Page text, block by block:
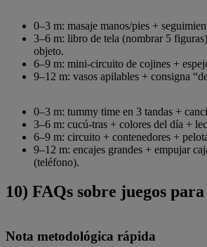
0–3 m: masaje manos/pies +
3–6 m: libro de tela (nombrar 5
objeto.
6–9 m: mini-circuito de cojines +
9–12 m: vasos apilables + consigna
0–3 m: tummy time en 3 tandas +
3–6 m: cucú-tras + colores del día +
6–9 m: circuito + contenedores +
9–12 m: encajes grandes + empujar
(teléfono).
10) FAQs sobre juegos para
Nota metodológica rápida